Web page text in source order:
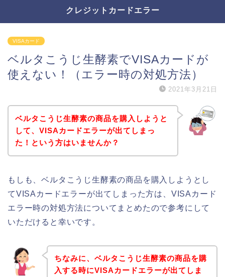
クレジットカードエラー
VISAカード
ベルタこうじ生酵素でVISAカードが
使えない！（エラー時の対処方法）
2021年3月21日
ベルタこうじ生酵素の商品を購入しようと
して、VISAカードエラーが出てしまっ
た！という方はいませんか？
もしも、ベルタこうじ生酵素の商品を購入しようとし
てVISAカードエラーが出てしまった方は、VISAカード
エラー時の対処方法についてまとめたので参考にして
いただけると幸いです。
ちなみに、ベルタこうじ生酵素の商品を購
入する時にVISAカードエラーが出てしま